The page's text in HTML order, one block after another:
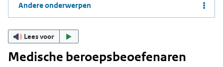
Andere onderwerpen
Lees voor
Medische beroepsbeoefenaren